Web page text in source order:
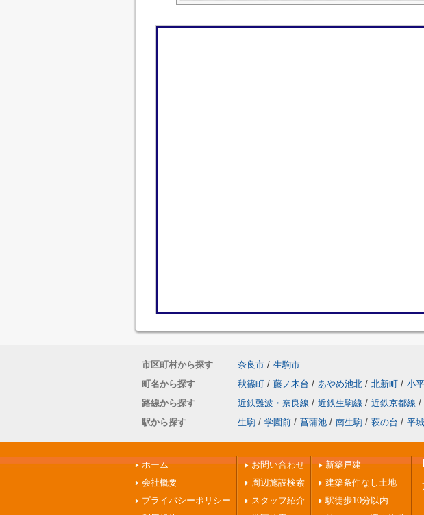
市区町村から探す 奈良市 / 生駒市
町名から探す
秋篠町 / 藤ノ木台 / あやめ池北 / 北新町 / 小
路線から探す
近鉄難波・奈良線 / 近鉄生駒線 / 近鉄京都線 /
駅から探す
生駒 / 学園前 / 菖蒲池 / 南生駒 / 萩の台 / 平城
ホーム
会社概要
プライバシーポリシー
お問い合わせ
周辺施設検索
スタッフ紹介
新築戸建
建築条件なし土地
駅徒歩10分以内